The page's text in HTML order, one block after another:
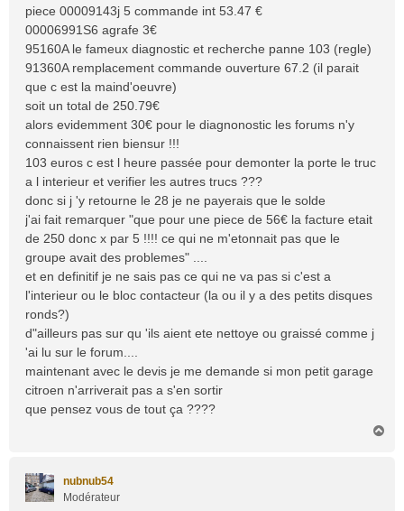
piece 00009143j 5 commande int 53.47 €
00006991S6 agrafe 3€
95160A le fameux diagnostic et recherche panne 103 (regle)
91360A remplacement commande ouverture 67.2 (il parait
que c est la maind'oeuvre)
soit un total de 250.79€
alors evidemment 30€ pour le diagnonostic les forums n'y
connaissent rien biensur !!!
103 euros c est l heure passée pour demonter la porte le truc
a l interieur et verifier les autres trucs ???
donc si j 'y retourne le 28 je ne payerais que le solde
j'ai fait remarquer "que pour une piece de 56€ la facture etait
de 250 donc x par 5 !!!! ce qui ne m'etonnait pas que le
groupe avait des problemes" ....
et en definitif je ne sais pas ce qui ne va pas si c'est a
l'interieur ou le bloc contacteur (la ou il y a des petits disques
ronds?)
d"ailleurs pas sur qu 'ils aient ete nettoye ou graissé comme j
'ai lu sur le forum....
maintenant avec le devis je me demande si mon petit garage
citroen n'arriverait pas a s'en sortir
que pensez vous de tout ça ????
nubnub54
Modérateur